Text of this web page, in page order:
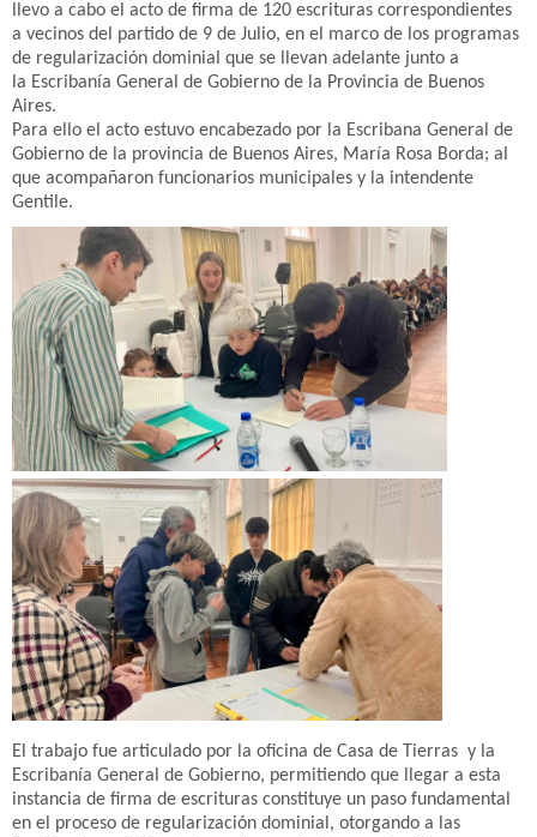
llevo a cabo el acto de firma de 120 escrituras correspondientes
a vecinos del partido de 9 de Julio, en el marco de los programas
de regularización dominial que se llevan adelante junto a
la Escribanía General de Gobierno de la Provincia de Buenos
Aires.
Para ello el acto estuvo encabezado por la Escribana General de
Gobierno de la provincia de Buenos Aires, María Rosa Borda; al
que acompañaron funcionarios municipales y la intendente
Gentile.
El trabajo fue articulado por la oficina de Casa de Tierras y la
Escribanía General de Gobierno, permitiendo que llegar a esta
instancia de firma de escrituras constituye un paso fundamental
en el proceso de regularización dominial, otorgando a las